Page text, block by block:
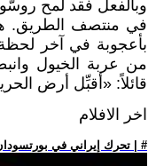
وبالفعل فقد لمح
في منتصف الطريق.
بأعجوبة في آخر
من عربة الخيول
قائلاً: «أقبِّل أرض
اخر الافلام
.. تحرك إيراني في بورتسودان يهدد قناة السويس.. ما التفاصيل؟ | #